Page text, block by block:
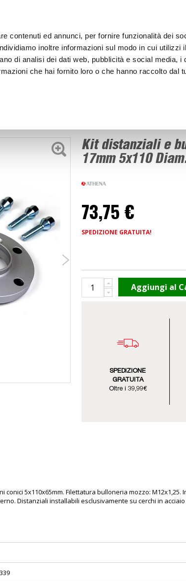
contenuti ed annunci, per fornire funzionalità dei
inoltre informazioni sul modo in cui utilizzi
di analisi dei dati web, pubblicità e social media, i
che hai fornito loro o che hanno raccolto dal
Kit distanziali e
17mm 5x110
73,75 €
SPEDIZIONE GRATUITA!
Aggiungi al
SPEDIZIONE
GRATUITA
Oltre i 39,99€
5x110x65mm. Filettatura bulloneria mozzo:
Distanziali installabili esclusivamente su cerchi in